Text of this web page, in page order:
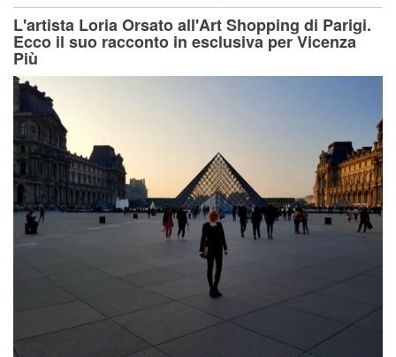
L'artista Loria Orsato all'Art Shopping di Parigi.
Ecco il suo racconto in esclusiva per Vicenza
Più